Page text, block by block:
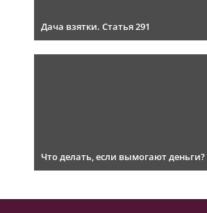
Дача взятки. Статья 291
Что делать, если вымогают деньги?